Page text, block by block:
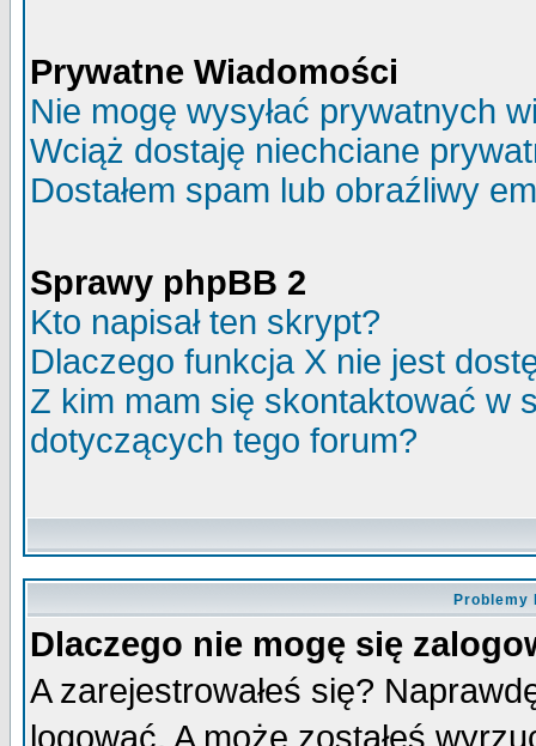
Prywatne Wiadomości
Nie mogę wysyłać prywatnych
Wciąż dostaję niechciane
Dostałem spam lub obraźliwy
Sprawy phpBB 2
Kto napisał ten skrypt?
Dlaczego funkcja X nie jest
Z kim mam się skontaktować w
dotyczących tego forum?
Problemy
Dlaczego nie mogę się
A zarejestrowałeś się?
logować. A może zostałeś